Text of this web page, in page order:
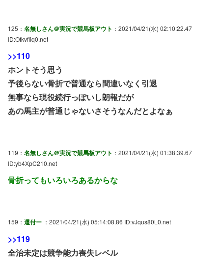
125： 名無しさん＠実況で競馬板アウト ：2021/04/21(水) 02:10:22.47
ID:Ofkvfliq0.net
>>110
ホントそう思う
予後らない骨折で普通なら間違いなく引退
無事なら現役続行っぽいし朗報だが
あの馬主が普通じゃないさそうなんだとよなぁ
119： 名無しさん＠実況で競馬板アウト ：2021/04/21(水) 01:38:39.67
ID:yb4XpC210.net
骨折ってもいろいろあるからな
159： 還付ー ：2021/04/21(水) 05:14:08.86 ID:vJqus80L0.net
>>119
全治未定は競争能力喪失レベル